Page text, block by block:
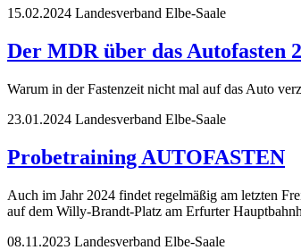
15.02.2024 Landesverband Elbe-Saale
Der MDR über das Autofasten
Warum in der Fastenzeit nicht mal auf das Auto
23.01.2024 Landesverband Elbe-Saale
Probetraining AUTOFASTEN
Auch im Jahr 2024 findet regelmäßig am letzten
auf dem Willy-Brandt-Platz am Erfurter
08.11.2023 Landesverband Elbe-Saale